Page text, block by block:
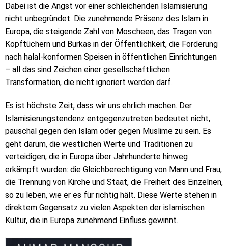
Dabei ist die Angst vor einer schleichenden Islamisierung
nicht unbegründet. Die zunehmende Präsenz des Islam in
Europa, die steigende Zahl von Moscheen, das Tragen von
Kopftüchern und Burkas in der Öffentlichkeit, die Forderung
nach halal-konformen Speisen in öffentlichen Einrichtungen
– all das sind Zeichen einer gesellschaftlichen
Transformation, die nicht ignoriert werden darf.
Es ist höchste Zeit, dass wir uns ehrlich machen. Der
Islamisierungstendenz entgegenzutreten bedeutet nicht,
pauschal gegen den Islam oder gegen Muslime zu sein. Es
geht darum, die westlichen Werte und Traditionen zu
verteidigen, die in Europa über Jahrhunderte hinweg
erkämpft wurden: die Gleichberechtigung von Mann und Frau,
die Trennung von Kirche und Staat, die Freiheit des Einzelnen,
so zu leben, wie er es für richtig hält. Diese Werte stehen in
direktem Gegensatz zu vielen Aspekten der islamischen
Kultur, die in Europa zunehmend Einfluss gewinnt.